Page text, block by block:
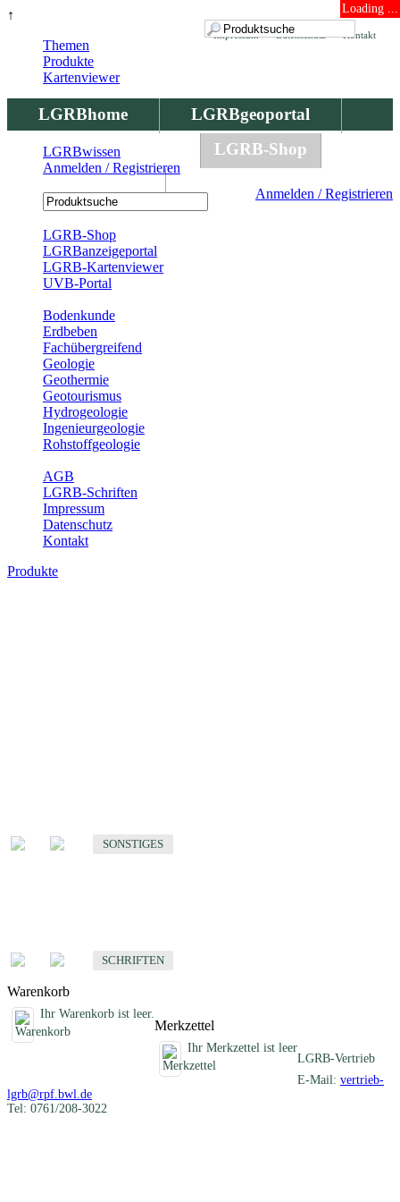
↑ Loading ...
Kontakt
Datenschutz
Impressum
LGRBhome
LGRBgeoportal
LGRBbohrungen
LGRB-Shop
Anmelden / Registrieren
Themen
Produkte
Kartenviewer
LGRBwissen
Anmelden / Registrieren
LGRB-Shop
LGRBanzeigeportal
LGRB-Kartenviewer
UVB-Portal
Bodenkunde
Erdbeben
Fachübergreifend
Geologie
Geothermie
Geotourismus
Hydrogeologie
Ingenieurgeologie
Rohstoffgeologie
AGB
LGRB-Schriften
Impressum
Datenschutz
Kontakt
Produkte
SONSTIGES
SCHRIFTEN
Warenkorb
Ihr Warenkorb ist leer.
Merkzettel
Ihr Merkzettel ist leer
LGRB-Vertrieb
E-Mail: vertrieb-
lgrb@rpf.bwl.de
Tel: 0761/208-3022